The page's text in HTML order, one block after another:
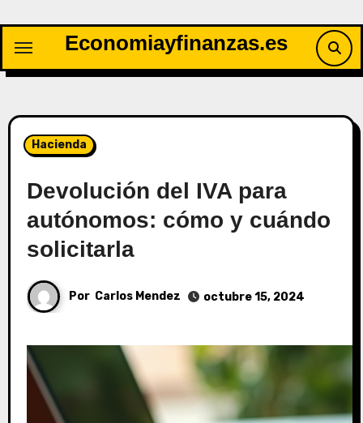
contenido
Economiayfinanzas.es
Hacienda
Devolución del IVA para
autónomos: cómo y cuándo
solicitarla
Por Carlos Mendez octubre 15, 2024